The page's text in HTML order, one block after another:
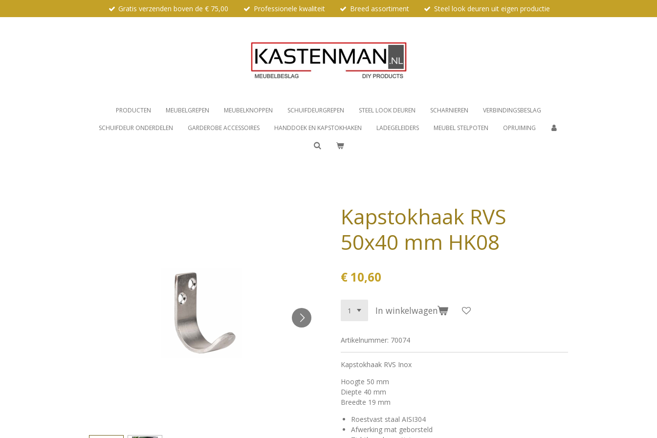
direct
Gratis verzenden boven de € 75,00 Professionele kwaliteit Breed assortiment Steel look deuren uit eigen productie
PRODUCTEN MEUBELGREPEN MEUBELKNOPPEN SCHUIFDEURGREPEN STEEL LOOK DEUREN SCHARNIEREN VERBINDINGSBESLAG
SCHUIFDEUR ONDERDELEN GARDEROBE ACCESSOIRES HANDDOEK EN KAPSTOKHAKEN LADEGELEIDERS MEUBEL STELPOTEN OPRUIMING
Kapstokhaak RVS
50x40 mm HK08
€ 10,60
In winkelwagen
Artikelnummer: 70074
Kapstokhaak RVS Inox
Hoogte 50 mm
Diepte 40 mm
Breedte 19 mm
Roestvast staal AISI304
Afwerking mat geborsteld